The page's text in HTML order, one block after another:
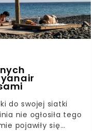
do swojej siatki
nie ogłosiła tego
pojawiły się